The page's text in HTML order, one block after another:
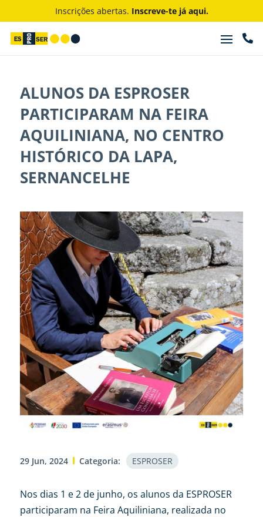
Inscrições abertas. Inscreve-te já aqui.

ALUNOS DA ESPROSER
PARTICIPARAM NA FEIRA
AQUILINIANA, NO CENTRO
HISTÓRICO DA LAPA,
SERNANCELHE
29 Jun, 2024 Categoria: ESPROSER
Nos dias 1 e 2 de junho, os alunos da ESPROSER
participaram na Feira Aquiliniana, realizada no